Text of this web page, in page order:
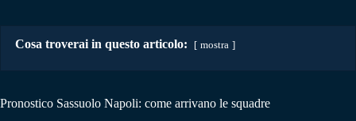
Cosa troverai in questo articolo: mostra
Pronostico Sassuolo Napoli: come arrivano le squadre